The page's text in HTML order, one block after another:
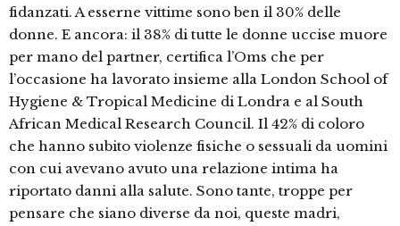
fidanzati. A esserne vittime sono ben il 30% delle
donne. E ancora: il 38% di tutte le donne uccise muore
per mano del partner, certifica l’Oms che per
l’occasione ha lavorato insieme alla London School of
Hygiene & Tropical Medicine di Londra e al South
African Medical Research Council. Il 42% di coloro
che hanno subito violenze fisiche o sessuali da uomini
con cui avevano avuto una relazione intima ha
riportato danni alla salute. Sono tante, troppe per
pensare che siano diverse da noi, queste madri,